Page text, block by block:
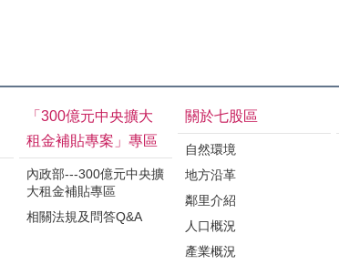
「300億元中央擴大
租金補貼專案」專區
內政部---300億元中央擴
大租金補貼專區
相關法規及問答Q&A
關於七股區
自然環境
地方沿革
鄰里介紹
人口概況
產業概況